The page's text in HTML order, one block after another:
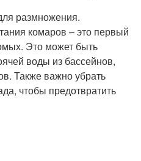
размножения.
комаров – это первый
Это может быть
воды из бассейнов,
Также важно убрать
чтобы предотвратить